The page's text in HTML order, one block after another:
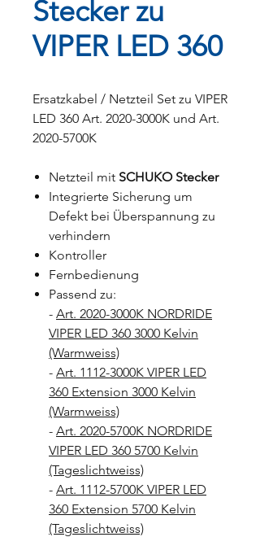
Stecker zu
VIPER LED 360
Ersatzkabel / Netzteil Set zu VIPER
LED 360 Art. 2020-3000K und Art.
2020-5700K
Netzteil mit SCHUKO Stecker
Integrierte Sicherung um
Defekt bei Überspannung zu
verhindern
Kontroller
Fernbedienung
Passend zu:
- Art. 2020-3000K NORDRIDE
VIPER LED 360 3000 Kelvin
(Warmweiss)
- Art. 1112-3000K VIPER LED
360 Extension 3000 Kelvin
(Warmweiss)
- Art. 2020-5700K NORDRIDE
VIPER LED 360 5700 Kelvin
(Tageslichtweiss)
- Art. 1112-5700K VIPER LED
360 Extension 5700 Kelvin
(Tageslichtweiss)